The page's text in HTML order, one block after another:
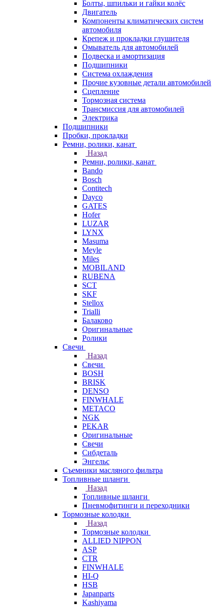
Болты, шпильки и гайки колёс
Двигатель
Компоненты климатических систем
автомобиля
Крепеж и прокладки глушителя
Омыватель для автомобилей
Подвеска и амортизация
Подшипники
Система охлаждения
Прочие кузовные детали автомобилей
Сцепление
Тормозная система
Трансмиссия для автомобилей
Электрика
Подшипники
Пробки, прокладки
Ремни, ролики, канат
Назад
Ремни, ролики, канат
Bando
Bosch
Contitech
Dayco
GATES
Hofer
LUZAR
LYNX
Masuma
Meyle
Miles
MOBILAND
RUBENA
SCT
SKF
Stellox
Trialli
Балаково
Оригинальные
Ролики
Свечи
Назад
Свечи
BOSH
BRISK
DENSO
FINWHALE
METACO
NGK
PEKAR
Оригинальные
Свечи
Сибдеталь
Энгельс
Съемники масляного фильтра
Топливные шланги
Назад
Топливные шланги
Пневмофитинги и переходники
Тормозные колодки
Назад
Тормозные колодки
ALLIED NIPPON
ASP
CTR
FINWHALE
HI-Q
HSB
Japanparts
Kashiyama